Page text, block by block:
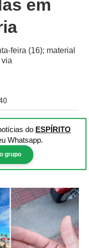
em
feira (16); material
do ESPÍRITO
Whatsapp.
grupo